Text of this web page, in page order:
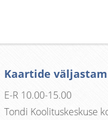
Kaartide
E-R 10.00-15.00
Tondi Koolituskeskuse